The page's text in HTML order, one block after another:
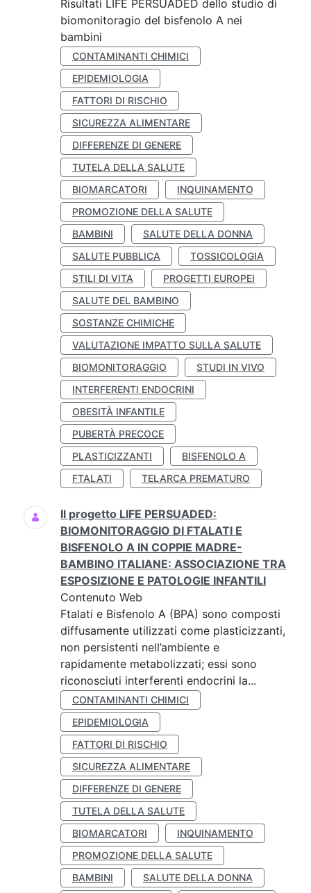
Risultati LIFE PERSUADED dello studio di
biomonitoragio del bisfenolo A nei
bambini
CONTAMINANTI CHIMICI
EPIDEMIOLOGIA
FATTORI DI RISCHIO
SICUREZZA ALIMENTARE
DIFFERENZE DI GENERE
TUTELA DELLA SALUTE
BIOMARCATORI
INQUINAMENTO
PROMOZIONE DELLA SALUTE
BAMBINI
SALUTE DELLA DONNA
SALUTE PUBBLICA
TOSSICOLOGIA
STILI DI VITA
PROGETTI EUROPEI
SALUTE DEL BAMBINO
SOSTANZE CHIMICHE
VALUTAZIONE IMPATTO SULLA SALUTE
BIOMONITORAGGIO
STUDI IN VIVO
INTERFERENTI ENDOCRINI
OBESITÀ INFANTILE
PUBERTÀ PRECOCE
PLASTICIZZANTI
BISFENOLO A
FTALATI
TELARCA PREMATURO
Il progetto LIFE PERSUADED:
BIOMONITORAGGIO DI FTALATI E
BISFENOLO A IN COPPIE MADRE-
BAMBINO ITALIANE: ASSOCIAZIONE TRA
ESPOSIZIONE E PATOLOGIE INFANTILI
Contenuto Web
Ftalati e Bisfenolo A (BPA) sono composti
diffusamente utilizzati come plasticizzanti,
non persistenti nell’ambiente e
rapidamente metabolizzati; essi sono
riconosciuti interferenti endocrini la...
CONTAMINANTI CHIMICI
EPIDEMIOLOGIA
FATTORI DI RISCHIO
SICUREZZA ALIMENTARE
DIFFERENZE DI GENERE
TUTELA DELLA SALUTE
BIOMARCATORI
INQUINAMENTO
PROMOZIONE DELLA SALUTE
BAMBINI
SALUTE DELLA DONNA